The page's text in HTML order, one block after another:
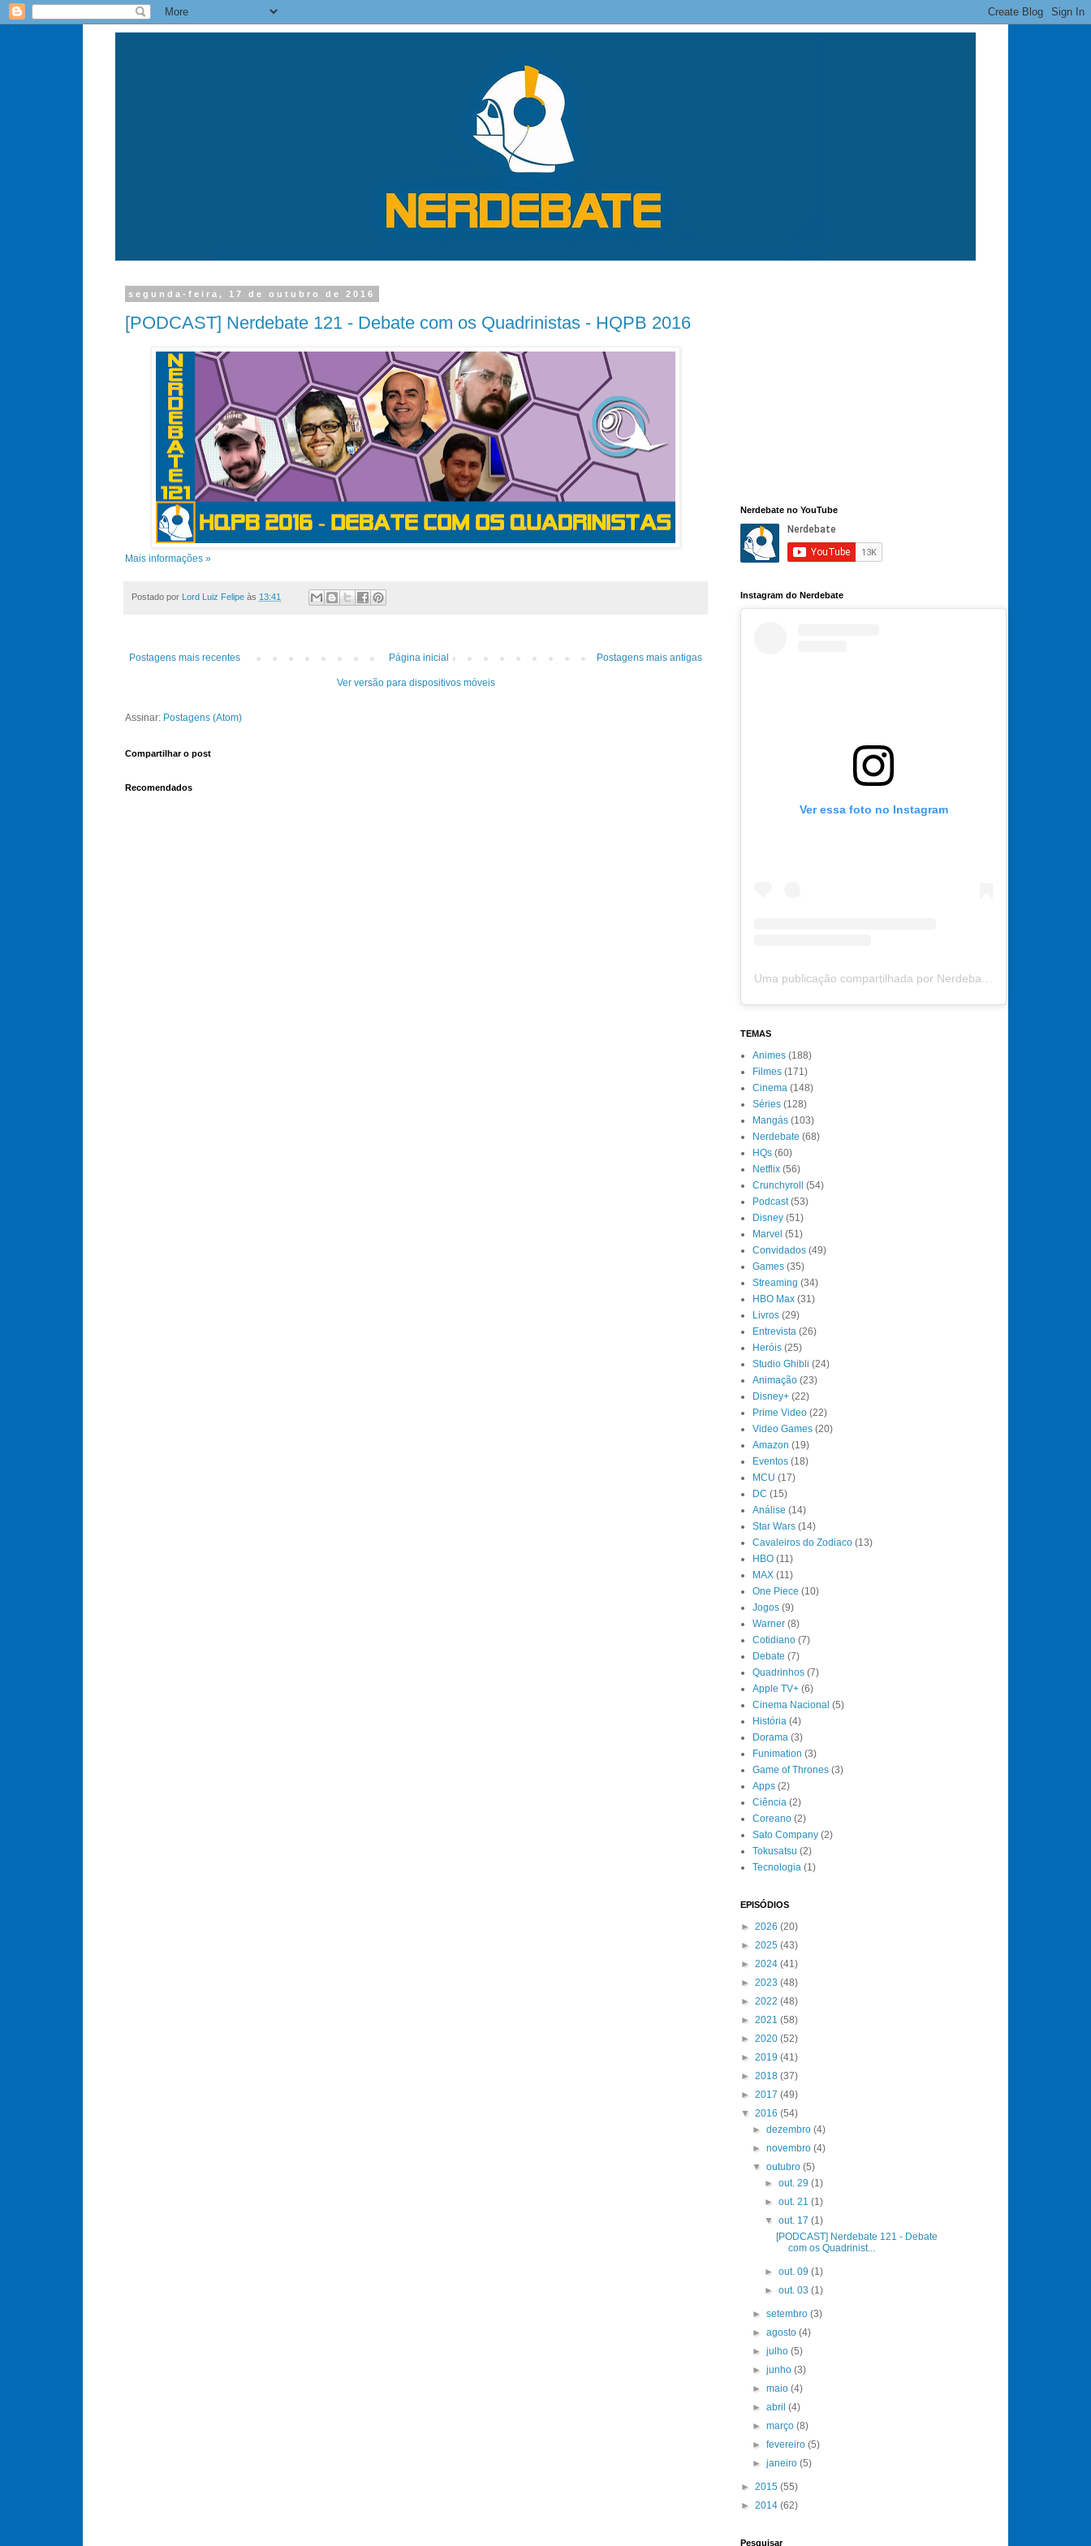
segunda-feira, 17 de outubro de 2016
[PODCAST] Nerdebate 121 - Debate com os Quadrinistas - HQPB 2016
Mais informações »
Postado por Lord Luiz Felipe às 13:41
Postagens mais recentes Postagens mais antigas
Página inicial
Ver versão para dispositivos móveis
Assinar: Postagens (Atom)
Compartilhar o post
Recomendados
Nerdebate no YouTube
Instagram do Nerdebate
Ver essa foto no Instagram
TEMAS
Animes (188)
Filmes (171)
Cinema (148)
Séries (128)
Mangás (103)
Nerdebate (68)
HQs (60)
Netflix (56)
Crunchyroll (54)
Podcast (53)
Disney (51)
Marvel (51)
Convidados (49)
Games (35)
Streaming (34)
HBO Max (31)
Livros (29)
Entrevista (26)
Heróis (25)
Studio Ghibli (24)
Animação (23)
Disney+ (22)
Prime Video (22)
Video Games (20)
Amazon (19)
Eventos (18)
MCU (17)
DC (15)
Análise (14)
Star Wars (14)
Cavaleiros do Zodiaco (13)
HBO (11)
MAX (11)
One Piece (10)
Jogos (9)
Warner (8)
Cotidiano (7)
Debate (7)
Quadrinhos (7)
Apple TV+ (6)
Cinema Nacional (5)
História (4)
Dorama (3)
Funimation (3)
Game of Thrones (3)
Apps (2)
Ciência (2)
Coreano (2)
Sato Company (2)
Tokusatsu (2)
Tecnologia (1)
EPISÓDIOS
► 2026 (20)
► 2025 (43)
► 2024 (41)
► 2023 (48)
► 2022 (48)
► 2021 (58)
► 2020 (52)
► 2019 (41)
► 2018 (37)
► 2017 (49)
▼ 2016 (54)
►dezembro(4)
►novembro(4)
▼outubro(5)
► out. 29 (1)
► out. 21 (1)
▼ out. 17 (1)
[PODCAST] Nerdebate 121 - Debate
com os Quadrinist...
► out. 09 (1)
► out. 03 (1)
►setembro(3)
►agosto(4)
►julho(5)
►junho(3)
►maio(4)
►abril(4)
►março(8)
►fevereiro(5)
►janeiro(5)
► 2015 (55)
► 2014 (62)
Pesquisar